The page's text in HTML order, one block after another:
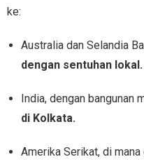
ke:
Australia dan Selandia
dengan sentuhan lokal.
India, dengan bangunan
di Kolkata.
Amerika Serikat, di mana